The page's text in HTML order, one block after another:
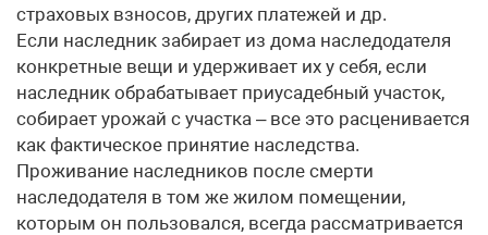
страховых взносов, других платежей и др.
Если наследник забирает из дома наследодателя
конкретные вещи и удерживает их у себя, если
наследник обрабатывает приусадебный участок,
собирает урожай с участка – все это расценивается
как фактическое принятие наследства.
Проживание наследников после смерти
наследодателя в том же жилом помещении,
которым он пользовался, всегда рассматривается